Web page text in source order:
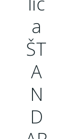
a
ŠT
A
N
D